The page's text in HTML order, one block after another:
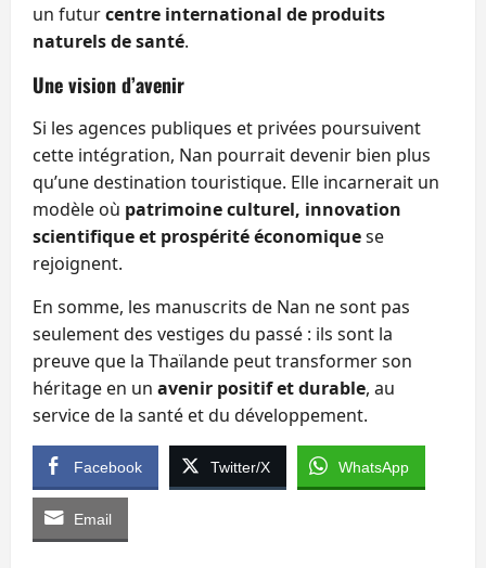
un futurcentre international de produits
naturels de santé.
Une vision d’avenir
Si les agences publiques et privées poursuivent
cette intégration, Nan pourrait devenir bien plus
qu’une destination touristique. Elle incarnerait un
modèle où patrimoine culturel, innovation
scientifique et prospérité économiquese
rejoignent.
En somme, les manuscrits de Nan ne sont pas
seulement des vestiges du passé : ils sont la
preuve que la Thaïlande peut transformer son
héritage en un avenir positif et durable, au
service de la santé et du développement.
Facebook Twitter/X WhatsApp
Email